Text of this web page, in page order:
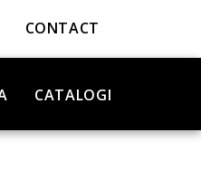
CONTACT
CATALOGI